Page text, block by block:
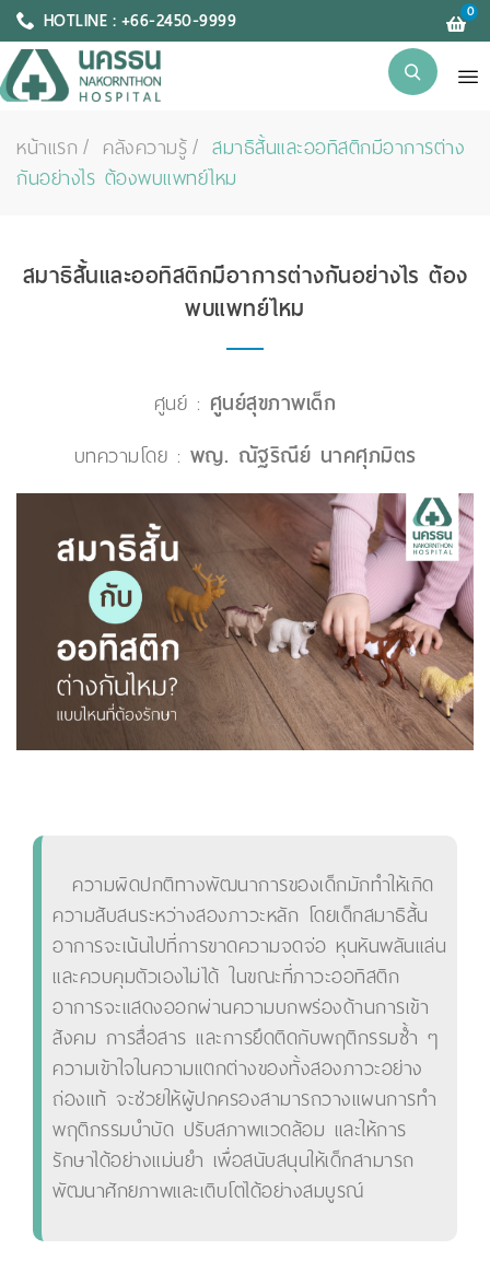
HOTLINE : +66-2450-9999 0
หน้าแรก คลังความรู้
สมาธิสั้นและออทิสติกมีอาการต่าง
กันอย่างไร ต้องพบแพทย์ไหม
สมาธิสั้นและออทิสติกมีอาการต่างกันอย่างไร ต้อง
พบแพทย์ไหม
ศูนย์ : ศูนย์สุขภาพเด็ก
บทความโดย : พญ. ณัฐริณีย์ นาคศุภมิตร
ความผิดปกติทางพัฒนาการของเด็กมักทำให้เกิด
ความสับสนระหว่างสองภาวะหลัก โดยเด็กสมาธิสั้น
อาการจะเน้นไปที่การขาดความจดจ่อ หุนหันพลันแล่น
และควบคุมตัวเองไม่ได้ ในขณะที่ภาวะออทิสติก
อาการจะแสดงออกผ่านความบกพร่องด้านการเข้า
สังคม การสื่อสาร และการยึดติดกับพฤติกรรมซ้ำ ๆ
ความเข้าใจในความแตกต่างของทั้งสองภาวะอย่าง
ถ่องแท้ จะช่วยให้ผู้ปกครองสามารถวางแผนการทำ
พฤติกรรมบำบัด ปรับสภาพแวดล้อม และให้การ
รักษาได้อย่างแม่นยำ เพื่อสนับสนุนให้เด็กสามารถ
พัฒนาศักยภาพและเติบโตได้อย่างสมบูรณ์